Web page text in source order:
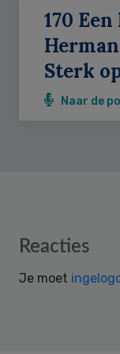
170
Sterk
Naar de
Reader
Reacties
Je moet